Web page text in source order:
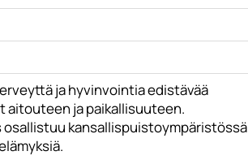
ja hyvinvointia edistävää
ja paikallisuuteen.
kansallispuistoympäristössä